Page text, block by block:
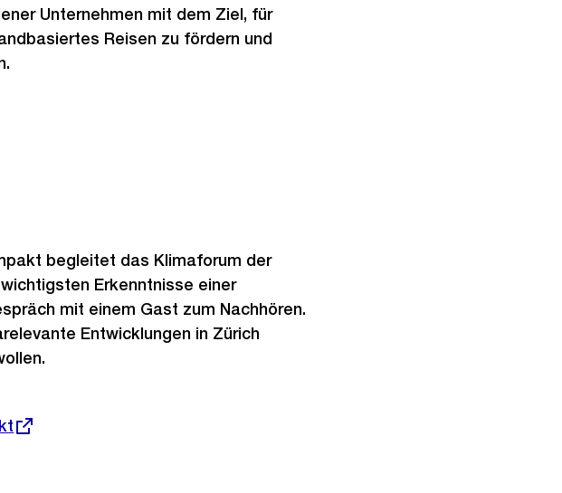
Unternehmen mit dem Ziel, für
Reisen zu fördern und
begleitet das Klimaforum der
Erkenntnisse einer
mit einem Gast zum Nachhören.
Entwicklungen in Zürich